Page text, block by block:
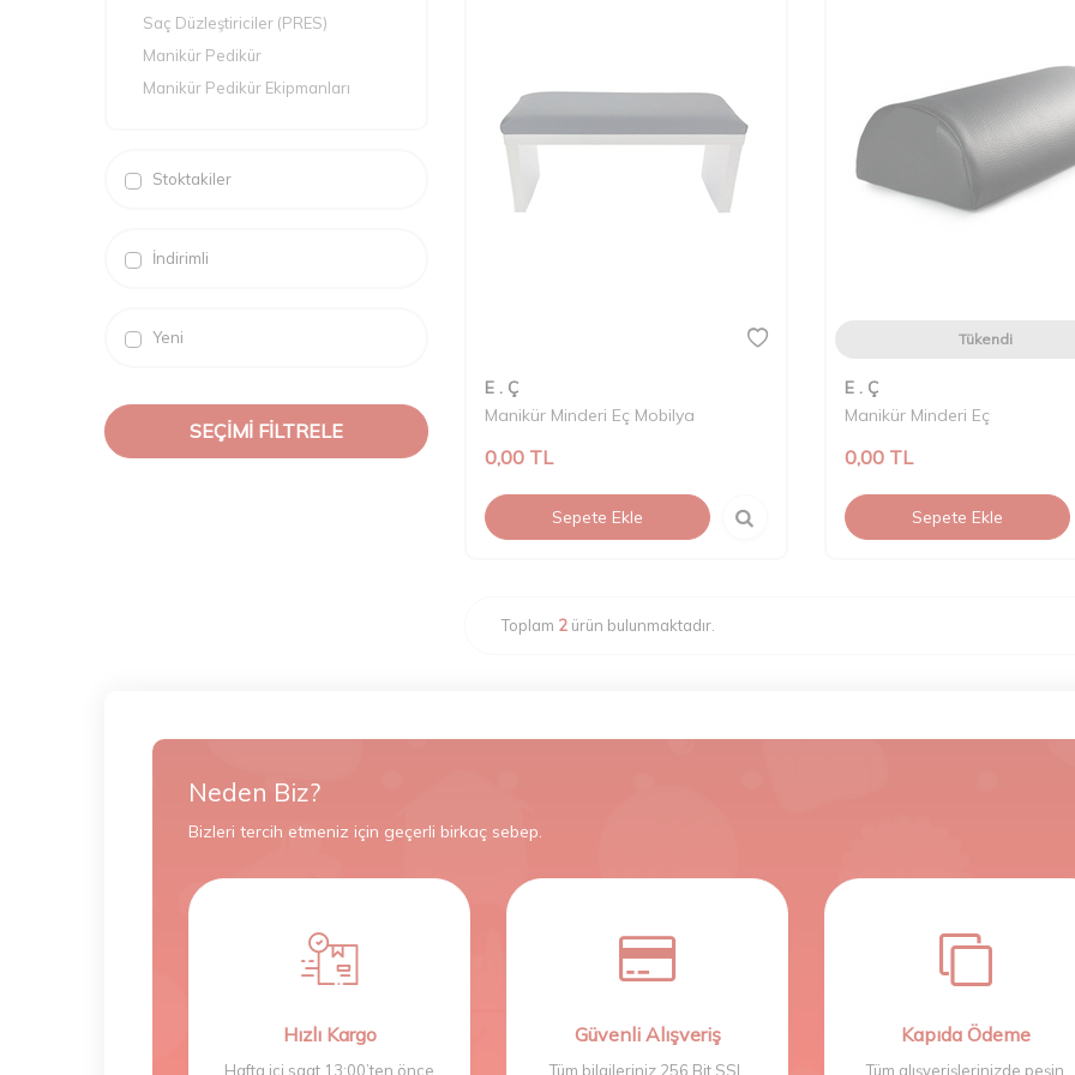
Saç Düzleştiriciler (PRES)
Manikür Pedikür
Manikür Pedikür Ekipmanları
Traş Makineleri
Stoktakiler
İndirimli
Yeni
SEÇIMI FILTRELE
E . Ç
Manikür Minderi Eç Mobilya
0,00 TL
Sepete Ekle
Tükendi
E . Ç
Manikür Minderi Eç
0,00TL
Sepete Ekle
Toplam 2 ürün bulunmaktadır.
Neden Biz?
Bizleri tercih etmeniz için geçerli birkaç sebep.
Hızlı Kargo
Hafta içi saat 13:00’ten önce
Güvenli Alışveriş
Tüm bilgileriniz 256 Bit SSL
Kapıda Ödeme
Tüm alışverişlerinizde peşin